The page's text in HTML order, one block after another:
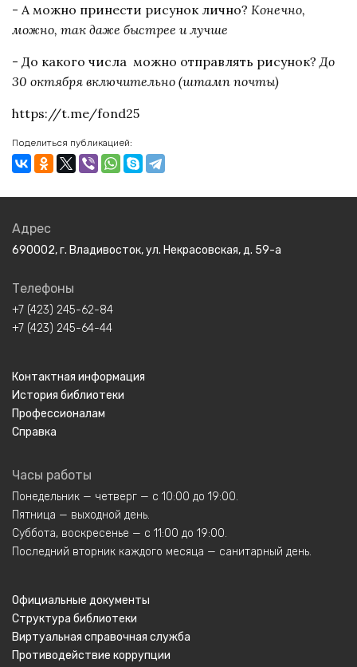
- А можно принести рисунок лично? Конечно,
можно, так даже быстрее и лучше
- До какого числа можно отправлять рисунок? До
30 октября включительно (штамп почты)
https://t.me/fond25
Поделиться публикацией:
Адрес
690002, г. Владивосток, ул. Некрасовская, д. 59-а
Телефоны
+7 (423) 245-62-84
+7 (423) 245-64-44
Контактная информация
История библиотеки
Профессионалам
Справка
Часы работы
Понедельник — четверг — с 10:00 до 19:00.
Пятница — выходной день.
Суббота, воскресенье — с 11:00 до 19:00.
Последний вторник каждого месяца — санитарный день.
Официальные документы
Структура библиотеки
Виртуальная справочная служба
Противодействие коррупции